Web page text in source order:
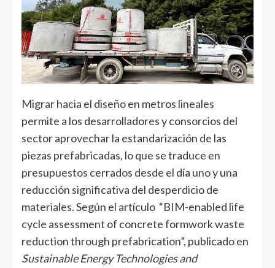
Migrar hacia el diseño en metros lineales
permite a los desarrolladores y consorcios del
sector aprovechar la estandarización de las
piezas prefabricadas, lo que se traduce en
presupuestos cerrados desde el día uno y una
reducción significativa del desperdicio de
materiales. Según el artículo “BIM-enabled life
cycle assessment of concrete formwork waste
reduction through prefabrication”, publicado en
Sustainable Energy Technologies and